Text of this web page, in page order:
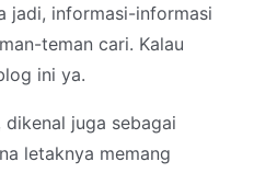
jadi, informasi-informasi
teman cari. Kalau
ini ya.
juga sebagai
letaknya memang